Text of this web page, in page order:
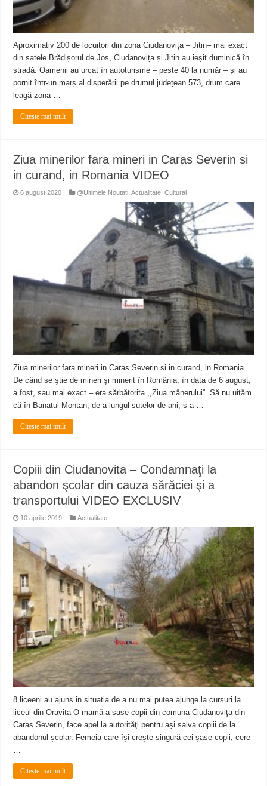
Aproximativ 200 de locuitori din zona Ciudanovița – Jitin– mai exact
din satele Brădișorul de Jos, Ciudanovița și Jitin au ieșit duminică în
stradă. Oamenii au urcat în autoturisme – peste 40 la număr – și au
pornit într-un marș al disperării pe drumul județean 573, drum care
leagă zona …
Citeste mai mult
Ziua minerilor fara mineri in Caras Severin si
in curand, in Romania VIDEO
6 august 2020 @Ultimele Noutati ,Actualitate ,Cultural
Ziua minerilor fara mineri in Caras Severin si in curand, in Romania.
De când se ştie de mineri şi minerit în România, în data de 6 august,
a fost, sau mai exact – era sărbătorita ,,Ziua mânerului”. Să nu uităm
că în Banatul Montan, de-a lungul sutelor de ani, s-a …
Citeste mai mult
Copiii din Ciudanovita – Condamnaţi la
abandon şcolar din cauza sărăciei şi a
transportului VIDEO EXCLUSIV
10 aprilie 2019 Actualitate
8 liceeni au ajuns in situatia de a nu mai putea ajunge la cursuri la
liceul din Oravita O mamă a șase copii din comuna Ciudanoviţa din
Caras Severin, face apel la autorităţi pentru ași salva copiii de la
abandonul școlar. Femeia care își crește singură cei șase copii, cere
Citeste mai mult